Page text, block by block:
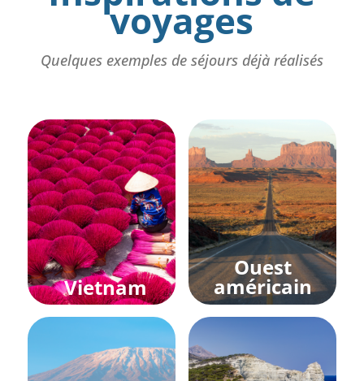
voyages
Quelques exemples de séjours déjà réalisés
Vietnam
Ouest
américain